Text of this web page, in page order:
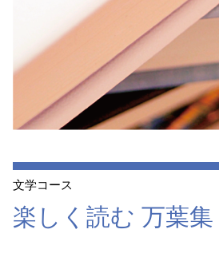
文学コース
楽しく読む 万葉